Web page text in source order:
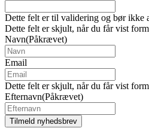
Dette felt er til validering og bør ikke
Dette felt er skjult, når du får vist
Navn(Påkrævet)
Email
Dette felt er skjult, når du får vist
Efternavn(Påkrævet)